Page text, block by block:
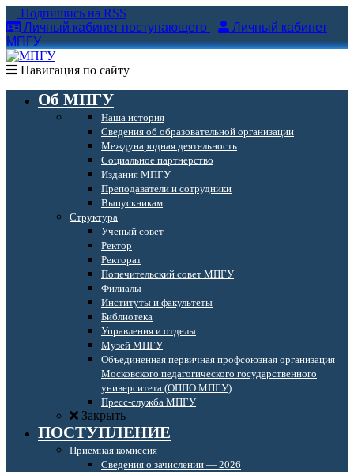
Подпишись на RSS
Личный кабинет поступающего
Личный кабинет
МПГУ
Навигация по сайту
Об МПГУ
Наша история
Сведения об образовательной организации
Международная деятельность
Социальное партнерство
Издания МПГУ
Преподаватели и сотрудники
Выпускникам
Структура
Ученый совет
Ректор
Ректорат
Попечительский совет МПГУ
Филиалы
Институты и факультеты
Библиотека
Управления и отделы
Музей МПГУ
Объединенная первичная профсоюзная организация
Московского педагогического государственного
университета (ОППО МПГУ)
Пресс-служба МПГУ
Закрыть
ПОСТУПЛЕНИЕ
Приемная комиссия
Сведения о зачислении — 2026